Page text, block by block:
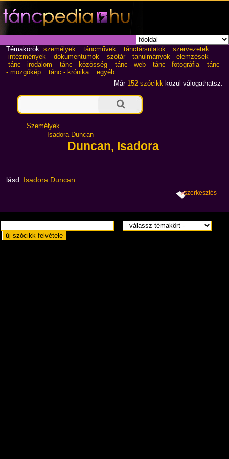
Témakörök: személyek táncművek tánctársulatok
szervezetek
intézmények
dokumentumok szótár
tanulmányok - elemzések
tánc - irodalom
tánc - közösség tánc - web tánc - fotográfia
tánc
- mozgókép
tánc - krónika
egyéb
Már 152 szócikk közül válogathatsz.
Személyek
Isadora Duncan
Duncan, Isadora
lásd: Isadora Duncan
szerkesztés